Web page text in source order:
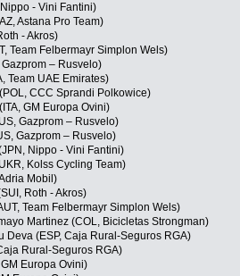
- Vini Fantini)
Astana Pro Team)
- Akros)
Team Felbermayr Simplon Wels)
– Rusvelo)
Team UAE Emirates)
CCC Sprandi Polkowice)
GM Europa Ovini)
Gazprom – Rusvelo)
Gazprom – Rusvelo)
Nippo - Vini Fantini)
Kolss Cycling Team)
Mobil)
Roth - Akros)
Team Felbermayr Simplon Wels)
Martinez (COL, Bicicletas Strongman)
Deva (ESP, Caja Rural-Seguros RGA)
Rural-Seguros RGA)
Europa Ovini)